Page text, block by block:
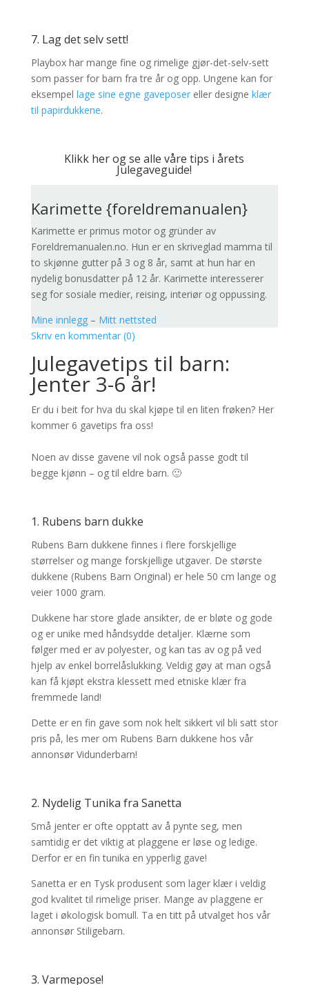
7. Lag det selv sett!
Playbox har mange fine og rimelige gjør-det-selv-sett
som passer for barn fra tre år og opp. Ungene kan for
eksempel lage sine egne gaveposereller designe klær
til papirdukkene.
Klikk her og se alle våre tips i årets
Julegaveguide!
Karimette {foreldremanualen}
Karimette er primus motor og gründer av
Foreldremanualen.no. Hun er en skriveglad mamma til
to skjønne gutter på 3 og 8 år, samt at hun har en
nydelig bonusdatter på 12 år. Karimette interesserer
seg for sosiale medier, reising, interiør og oppussing.
Mine innlegg– Mitt nettsted
Skriv en kommentar (0)
Julegavetips til barn:
Jenter 3-6 år!
Er du i beit for hva du skal kjøpe til en liten frøken? Her
kommer 6 gavetips fra oss!
Noen av disse gavene vil nok også passe godt til
begge kjønn – og til eldre barn. 🙂
1. Rubens barn dukke
Rubens Barn dukkene finnes i flere forskjellige
størrelser og mange forskjellige utgaver. De største
dukkene (Rubens Barn Original) er hele 50 cm lange og
veier 1000 gram.
Dukkene har store glade ansikter, de er bløte og gode
og er unike med håndsydde detaljer. Klærne som
følger med er av polyester, og kan tas av og på ved
hjelp av enkel borrelåslukking. Veldig gøy at man også
kan få kjøpt ekstra klessett med etniske klær fra
fremmede land!
Dette er en fin gave som nok helt sikkert vil bli satt stor
pris på, les mer om Rubens Barn dukkene hos vår
annonsør Vidunderbarn!
2. Nydelig Tunika fra Sanetta
Små jenter er ofte opptatt av å pynte seg, men
samtidig er det viktig at plaggene er løse og ledige.
Derfor er en fin tunika en ypperlig gave!
Sanetta er en Tysk produsent som lager klær i veldig
god kvalitet til rimelige priser. Mange av plaggene er
laget i økologisk bomull. Ta en titt på utvalget hos vår
annonsør Stiligebarn.
3. Varmepose!